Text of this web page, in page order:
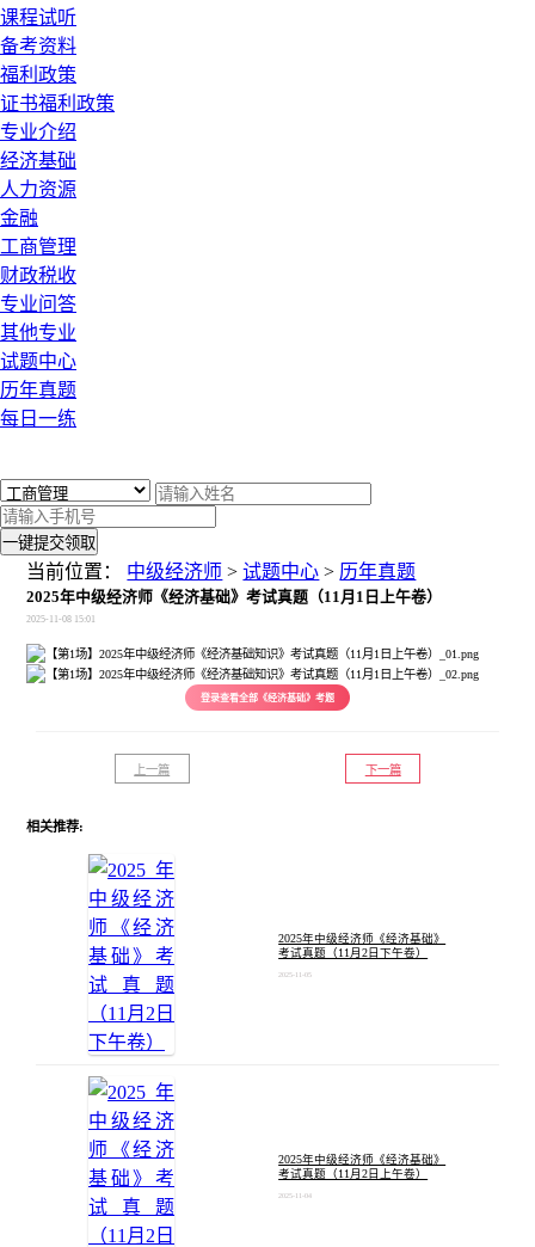
课程试听
备考资料
福利政策
证书福利政策
专业介绍
经济基础
人力资源
金融
工商管理
财政税收
专业问答
其他专业
试题中心
历年真题
每日一练
一键提交领取
当前位置： 中级经济师 >试题中心 > 历年真题
2025年中级经济师《经济基础》考试真题（11月1日上午卷）
2025-11-08 15:01
登录查看全部《经济基础》考题
上一篇 下一篇
相关推荐:
2025年中级经济师《经济基础》
考试真题（11月2日下午卷）
2025-11-05
2025年中级经济师《经济基础》
考试真题（11月2日上午卷）
2025-11-04